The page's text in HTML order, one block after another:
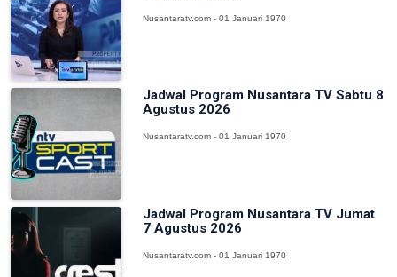
Nusantaratv.com - 01 Januari 1970
Jadwal Program Nusantara TV Sabtu 8
Agustus 2026
Nusantaratv.com - 01 Januari 1970
Jadwal Program Nusantara TV Jumat
7 Agustus 2026
Nusantaratv.com - 01 Januari 1970